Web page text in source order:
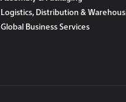
Logistics, Distribution &
Global Business Services